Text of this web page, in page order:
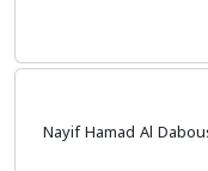
Nayif Hamad Al